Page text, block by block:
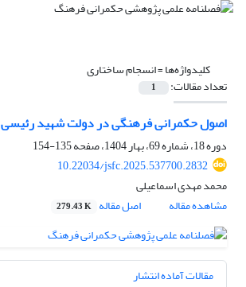
کلیدواژه‌ها =انسجام ساختاری
تعداد مقالات: 1
اصول حکمرانی فرهنگی در دولت شهید رئیسی
دوره 18، شماره 69، بهار 1404، صفحه
135-154
10.22034/jsfc.2025.537700.2832
محمد مهدی اسماعیلی
مشاهده مقاله
اصل مقاله 279.43 K
مقالات آماده انتشار